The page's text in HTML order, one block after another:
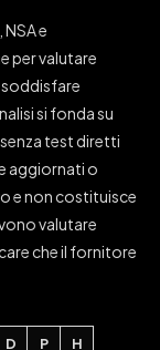
, NSA e
per valutare
si fonda su
test diretti
aggiornati o
e non costituisce
valutare
che il fornitore
D
P
H